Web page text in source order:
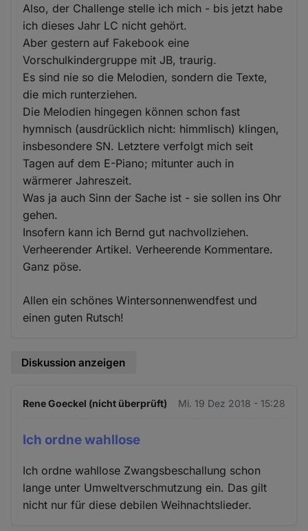
Also, der Challenge stelle ich mich - bis jetzt habe
ich dieses Jahr LC nicht gehört.
Aber gestern auf Fakebook eine
Vorschulkindergruppe mit JB, traurig.
Es sind nie so die Melodien, sondern die Texte,
die mich runterziehen.
Die Melodien hingegen können schon fast
hymnisch (ausdrücklich nicht: himmlisch) klingen,
insbesondere SN. Letztere verfolgt mich seit
Tagen auf dem E-Piano; mitunter auch in
wärmerer Jahreszeit.
Was ja auch Sinn der Sache ist - sie sollen ins Ohr
gehen.
Insofern kann ich Bernd gut nachvollziehen.
Verheerender Artikel. Verheerende Kommentare.
Ganz pöse.
Allen ein schönes Wintersonnenwendfest und
einen guten Rutsch!
Diskussion anzeigen
Rene Goeckel (nicht überprüft) Mi. 19 Dez 2018 - 15:28
Ich ordne wahllose
Ich ordne wahllose Zwangsbeschallung schon
lange unter Umweltverschmutzung ein. Das gilt
nicht nur für diese debilen Weihnachtslieder.